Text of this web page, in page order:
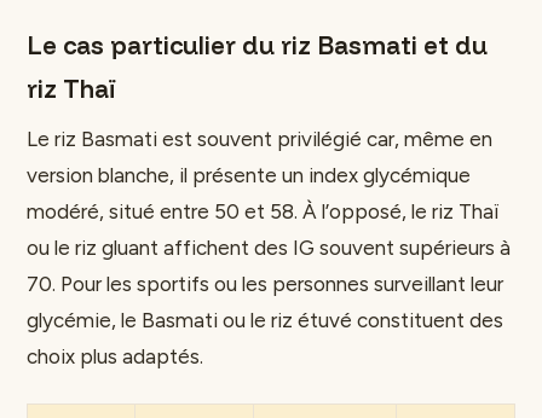
Le cas particulier du riz Basmati et du
riz Thaï
Le riz Basmati est souvent privilégié car, même en
version blanche, il présente un index glycémique
modéré, situé entre 50 et 58. À l’opposé, le riz Thaï
ou le riz gluant affichent des IG souvent supérieurs à
70. Pour les sportifs ou les personnes surveillant leur
glycémie, le Basmati ou le riz étuvé constituent des
choix plus adaptés.